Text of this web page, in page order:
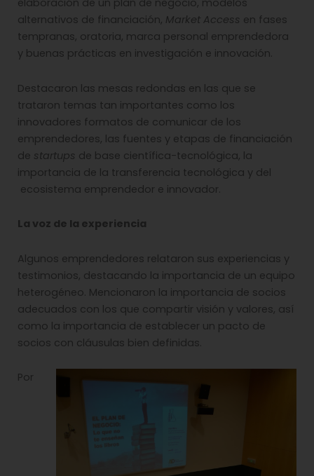
elaboración de un plan de negocio, modelos
alternativos de financiación, Market Access en fases
tempranas, oratoria, marca personal emprendedora
y buenas prácticas en investigación e innovación.
Destacaron las mesas redondas en las que se
trataron temas tan importantes como los
innovadores formatos de comunicar de los
emprendedores, las fuentes y etapas de financiación
de startups de base científica-tecnológica, la
importancia de la transferencia tecnológica y del
ecosistema emprendedor e innovador.
La voz de la experiencia
Algunos emprendedores relataron sus experiencias y
testimonios, destacando la importancia de un equipo
heterogéneo. Mencionaron la importancia de socios
adecuados con los que compartir visión y valores, así
como la importancia de establecer un pacto de
socios con cláusulas bien definidas.
Por